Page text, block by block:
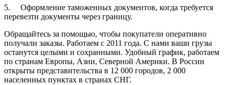
5. Оформление таможенных документов, когда требуется
перевезти документы через границу.
Обращайтесь за помощью, чтобы покупатели оперативно
получали заказы. Работаем с 2011 года. С нами ваши грузы
останутся целыми и сохранными. Удобный график, работаем
по странам Европы, Азии, Северной Америки. В России
открыты представительства в 12 000 городов, 2 000
населенных пунктах в странах СНГ.